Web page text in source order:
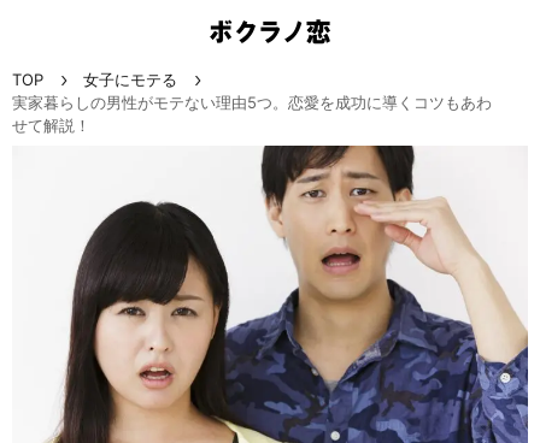
TOP
女子にモテる
実家暮らしの男性がモテない理由5つ。恋愛を成功に導くコツもあわ
せて解説！